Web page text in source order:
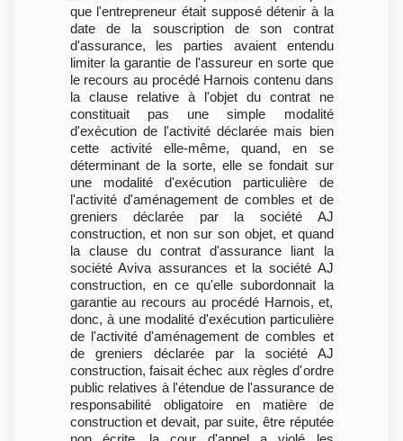
que l'entrepreneur était supposé détenir à la
date de la souscription de son contrat
d'assurance, les parties avaient entendu
limiter la garantie de l'assureur en sorte que
le recours au procédé Harnois contenu dans
la clause relative à l'objet du contrat ne
constituait pas une simple modalité
d'exécution de l'activité déclarée mais bien
cette activité elle-même, quand, en se
déterminant de la sorte, elle se fondait sur
une modalité d'exécution particulière de
l'activité d'aménagement de combles et de
greniers déclarée par la société AJ
construction, et non sur son objet, et quand
la clause du contrat d'assurance liant la
société Aviva assurances et la société AJ
construction, en ce qu'elle subordonnait la
garantie au recours au procédé Harnois, et,
donc, à une modalité d'exécution particulière
de l'activité d'aménagement de combles et
de greniers déclarée par la société AJ
construction, faisait échec aux règles d'ordre
public relatives à l'étendue de l'assurance de
responsabilité obligatoire en matière de
construction et devait, par suite, être réputée